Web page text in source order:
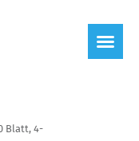
Blatt, 4-